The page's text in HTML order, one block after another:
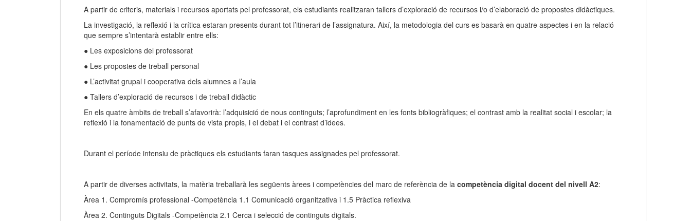
A partir de criteris, materials i recursos aportats pel professorat, els estudiants realitzaran tallers d’exploració de recursos i/o d’elaboració de propostes didàctiques.
La investigació, la reflexió i la crítica estaran presents durant tot l’itinerari de l’assignatura. Així, la metodologia del curs es basarà en quatre aspectes i en la relació
que sempre s’intentarà establir entre ells:
● Les exposicions del professorat
● Les propostes de treball personal
● L’activitat grupal i cooperativa dels alumnes a l’aula
● Tallers d’exploració de recursos i de treball didàctic
En els quatre àmbits de treball s’afavorirà: l’adquisició de nous continguts; l’aprofundiment en les fonts bibliogràfiques; el contrast amb la realitat social i escolar; la
reflexió i la fonamentació de punts de vista propis, i el debat i el contrast d’idees.
Durant el període intensiu de pràctiques els estudiants faran tasques assignades pel professorat.
A partir de diverses activitats, la matèria treballarà les següents àrees i competències del marc de referència de la competència digital docent del nivell A2:
Àrea 1. Compromís professional -Competència 1.1 Comunicació organitzativa i 1.5 Pràctica reflexiva
Àrea 2. Continguts Digitals -Competència 2.1 Cerca i selecció de continguts digitals.